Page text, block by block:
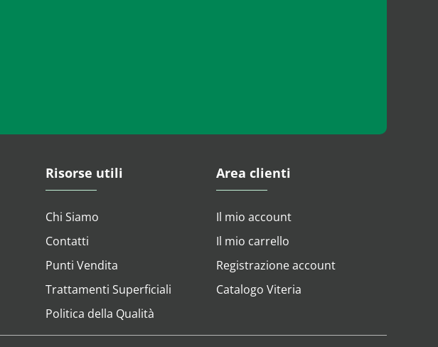
Risorse utili
Chi Siamo
Contatti
Punti Vendita
Trattamenti Superficiali
Politica della Qualità
Area clienti
Il mio account
Il mio carrello
Registrazione account
Catalogo Viteria